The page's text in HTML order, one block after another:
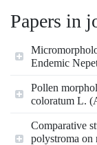
Papers in
Endemic
Pollen
coloratum L.
Comparative
polystroma on